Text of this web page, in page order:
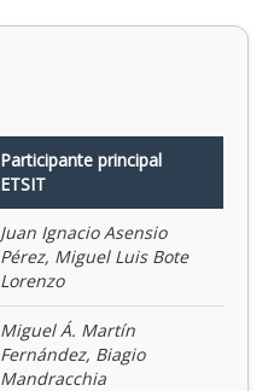
Participante principal
ETSIT
Juan Ignacio Asensio
Pérez, Miguel Luis Bote
Lorenzo
Miguel Á. Martín
Fernández, Biagio
Mandracchia